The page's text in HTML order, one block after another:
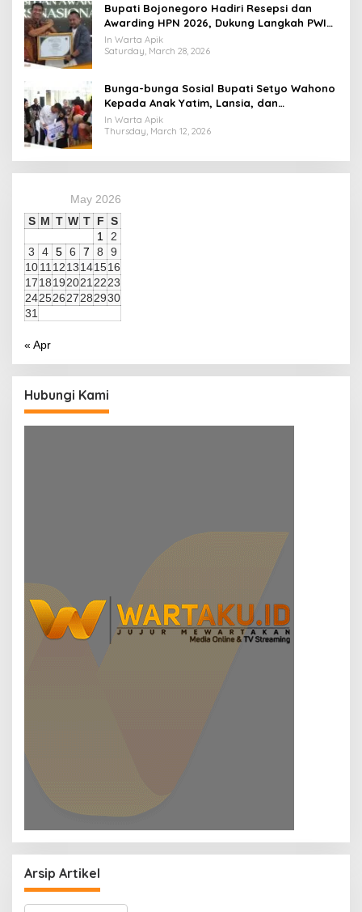
Bupati Bojonegoro Hadiri Resepsi dan
Awarding HPN 2026, Dukung Langkah PWI
Tingkatkan Kompetensi Wartawan
In Warta Apik
Saturday, March 28, 2026
Bunga-bunga Sosial Bupati Setyo Wahono
Kepada Anak Yatim, Lansia, dan
Penyandang Disabilitas di Kasiman
In Warta Apik
Thursday, March 12, 2026
May 2026
S M T W T F S
1
2
3
4 5 6 7 8
9
1011 1213141516
1718192021 2223
24252627282930
31
« Apr
Hubungi Kami
Arsip Artikel